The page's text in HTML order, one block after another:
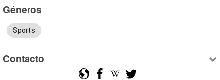
Géneros
Sports
Contacto